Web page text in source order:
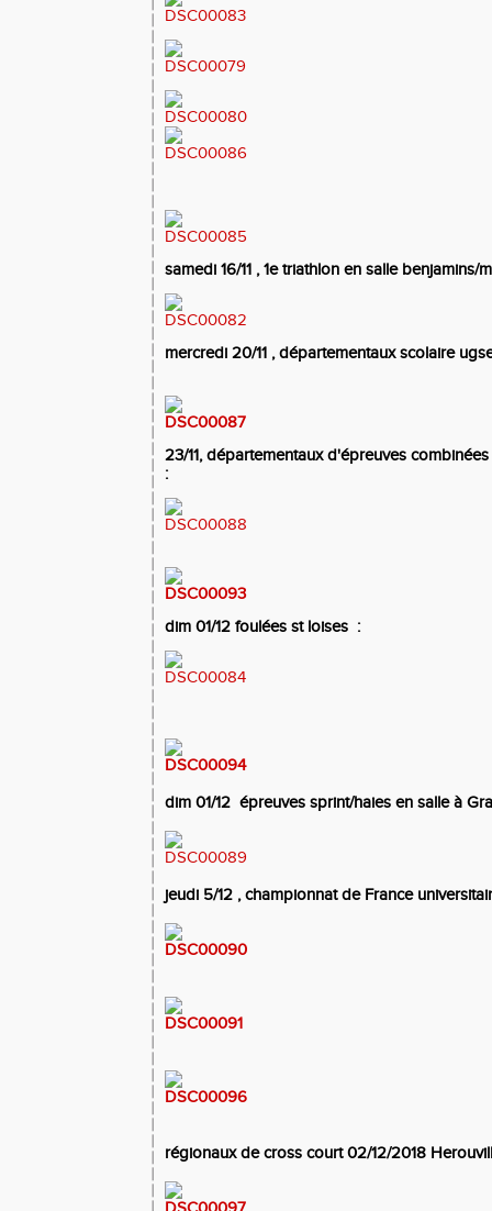
samedi 16/11 , 1e triathlon en salle benjamins/
mercredi 20/11 , départementaux scolaire
23/11, départementaux d'épreuves
:
dim 01/12 foulées st loises :
dim 01/12 épreuves sprint/haies en salle à
jeudi 5/12 , championnat de France
régionaux de cross court 02/12/2018